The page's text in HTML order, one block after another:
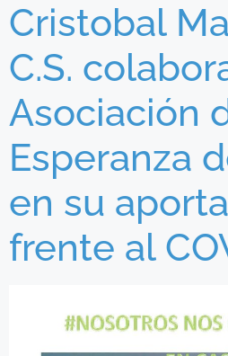
Cristobal
C.S.
Asociación
Esperanza
en su
frente al